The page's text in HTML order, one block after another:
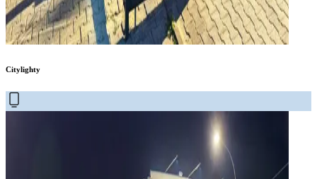
Citylighty